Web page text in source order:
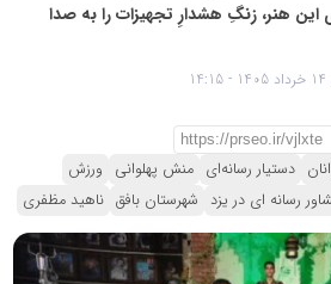
این هنر، زنگِ هشدارِ تجهیزات را به صدا
دستیار رسانه‌ای منش پهلوانی ورزش
رسانه ای در یزد شهرستان بافق ناهید مظفری